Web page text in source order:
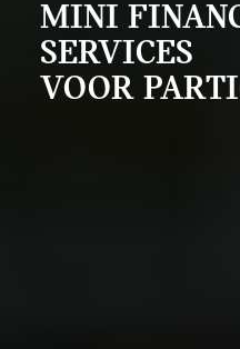
MINI
SERVICES
VOOR